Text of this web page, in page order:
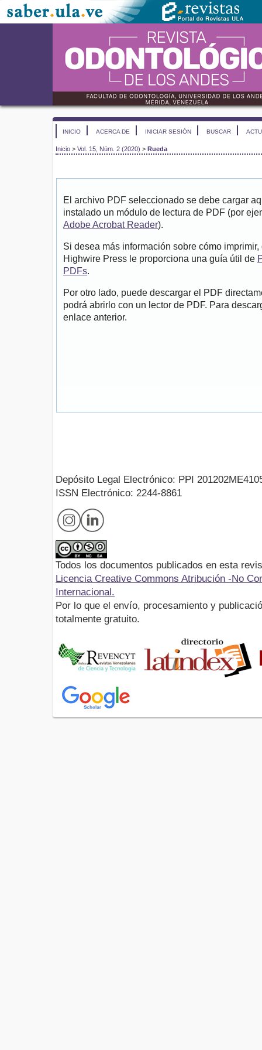
INICIO ACERCA DE INICIAR SESIÓN BUSCAR
Inicio > Vol. 15, Núm. 2 (2020) > Rueda
El archivo PDF seleccionado se debe cargar
instalado un módulo de lectura de PDF (por
Adobe Acrobat Reader).
Si desea más información sobre cómo
Highwire Press le proporciona una guía útil de
PDFs.
Por otro lado, puede descargar el PDF
podrá abrirlo con un lector de PDF. Para
enlace anterior.
Depósito Legal Electrónico: PPI
ISSN Electrónico: 2244-8861
Todos los documentos publicados en esta
Licencia Creative Commons Atribución -No
Internacional.
Por lo que el envío, procesamiento y
totalmente gratuito.